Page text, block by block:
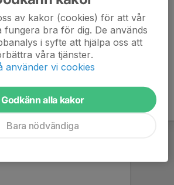
bort att avanmäla dig så andra får
plats.
av kakor (cookies) för att vår
fungera bra för dig. De används
i syfte att hjälpa oss att
våra tjänster.
använder vi cookies
Godkänn alla kakor
Bara nödvändiga